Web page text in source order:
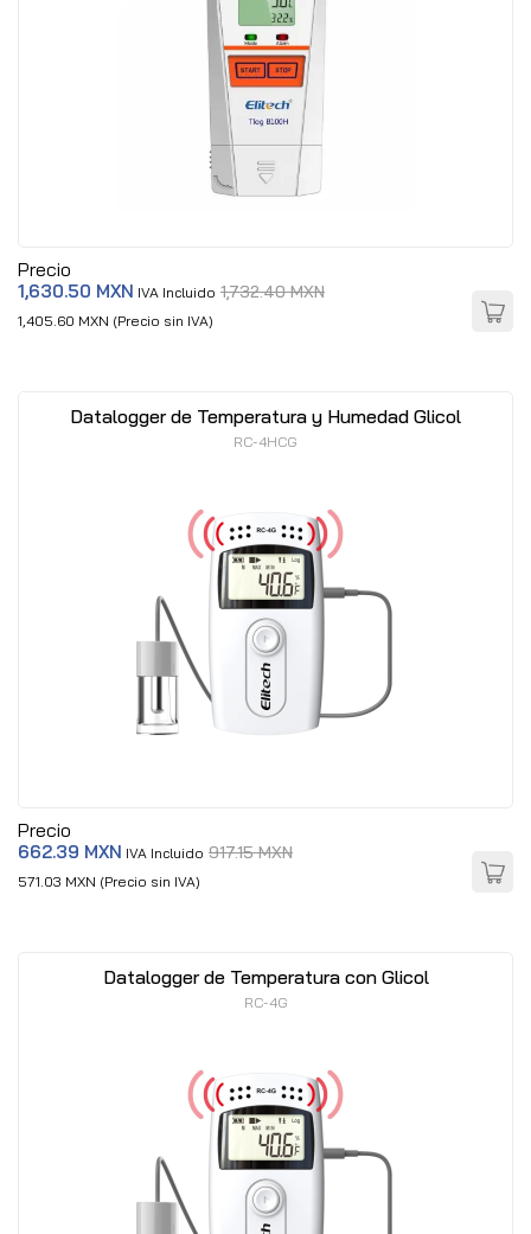
Precio
1,630.50 MXN IVA Incluido 1,732.40 MXN
1,405.60 MXN (Precio sin IVA)
Datalogger de Temperatura y Humedad Glicol
RC-4HCG
Precio
662.39 MXN IVA Incluido 917.15 MXN
571.03 MXN (Precio sin IVA)
Datalogger de Temperatura con Glicol
RC-4G